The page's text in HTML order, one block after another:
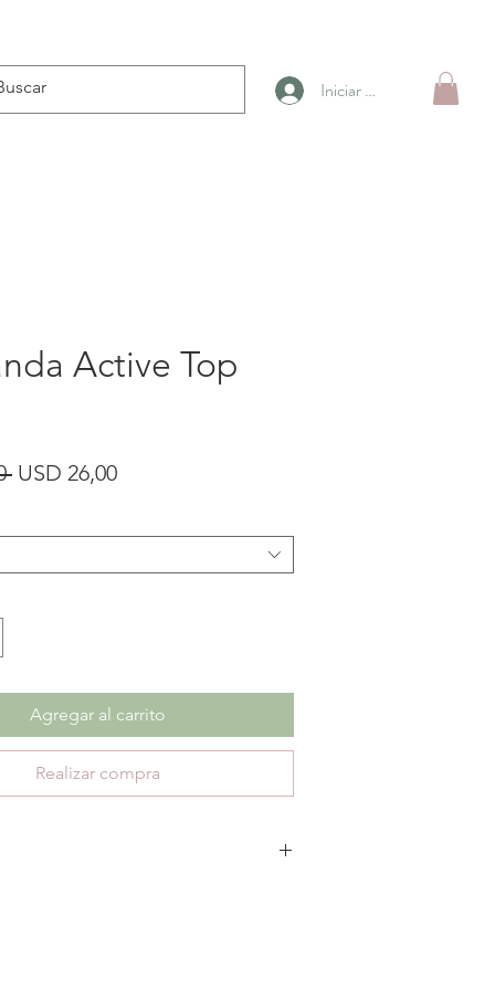
Iniciar sesión
Active Top
Precio
USD 26,00Precio
Agregar al carrito
Realizar compra
únicamente 30 días de garantía por defectos